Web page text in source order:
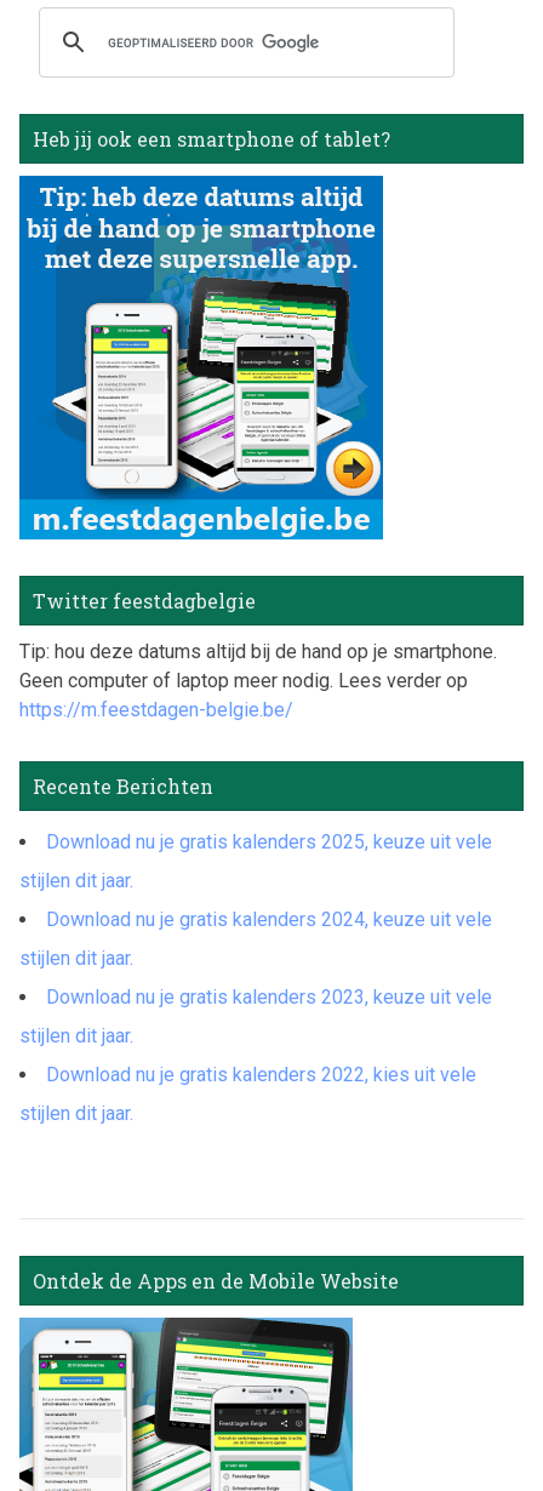
Heb jij ook een smartphone of tablet?
Twitter feestdagbelgie
Tip: hou deze datums altijd bij de hand op je smartphone.
Geen computer of laptop meer nodig. Lees verder op
https://m.feestdagen-belgie.be/
Recente Berichten
Download nu je gratis kalenders 2025, keuze uit vele
stijlen dit jaar.
Download nu je gratis kalenders 2024, keuze uit vele
stijlen dit jaar.
Download nu je gratis kalenders 2023, keuze uit vele
stijlen dit jaar.
Download nu je gratis kalenders 2022, kies uit vele
stijlen dit jaar.
Ontdek de Apps en de Mobile Website